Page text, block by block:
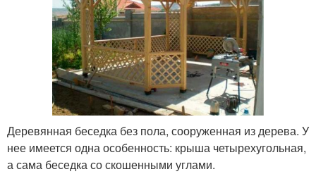
Деревянная беседка без пола, сооруженная из дерева. У
нее имеется одна особенность: крыша четырехугольная,
а сама беседка со скошенными углами.